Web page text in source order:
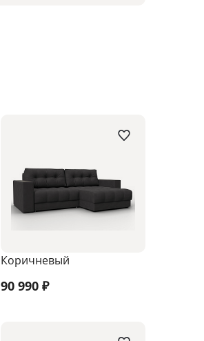
Коричневый
90 990₽